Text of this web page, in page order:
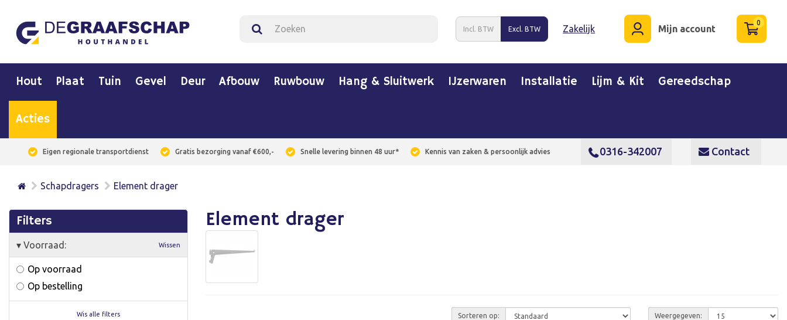
Incl. BTW Excl. BTW Zakelijk Mijn account
0
Hout Plaat Tuin Gevel Deur Afbouw Ruwbouw Hang & Sluitwerk IJzerwaren Installatie Lijm & Kit Gereedschap
Acties
Eigen regionale transportdienst Gratis bezorging vanaf €600,- Snelle levering binnen 48 uur* Kennis van zaken & persoonlijk advies 0316-342007 Contact
Schapdragers Element drager
Filters
▾ Voorraad: Wissen
Op voorraad
Op bestelling
Wis alle filters
Element drager
Sorteren op: Weergegeven: